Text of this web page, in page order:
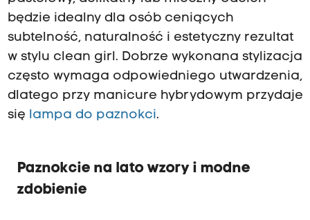
będzie idealny dla osób ceniących
subtelność, naturalność i estetyczny rezultat
w stylu clean girl. Dobrze wykonana stylizacja
często wymaga odpowiedniego utwardzenia,
dlatego przy manicure hybrydowym przydaje
się
lampa do paznokci.
Paznokcie na lato wzory i modne
zdobienie